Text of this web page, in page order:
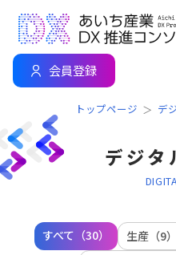
会員登録
トップページ デ
デジタ
すべて（30） 生産（9）